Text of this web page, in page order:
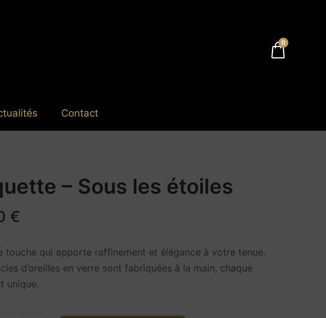
0
Contact
– Sous les étoiles
€
touche qui apporte raffinement et élégance à votre tenue.
d’oreilles en verre sont fabriquées à la main, chaque
unique.